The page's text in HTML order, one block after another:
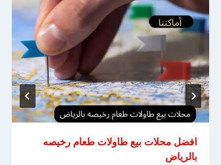
افضل محلات بيع طاولات طعام رخيصه
بالرياض